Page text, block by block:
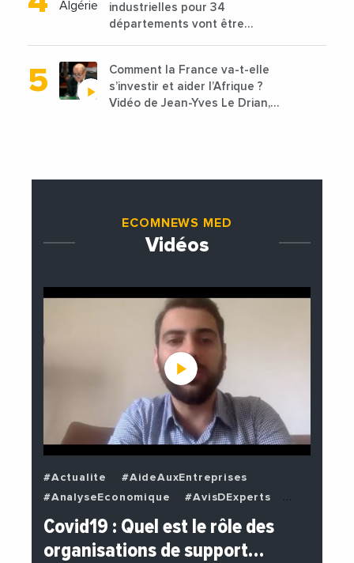
industrielles pour 34
départements vont être
Comment la France va-t-elle
s’investir et aider l’Afrique ?
Vidéo de Jean-Yves Le Drian,
ECOMNEWS MED
Vidéos
#Actualite
#AideAuxEntreprises
#AnalyseEconomique
#AvisDExperts
#BuzzNews
#Decideurs
#EchangesMediterraneens
#Economie
#EnDirectDe
#Entreprises
Covid19 : Quel est le rôle des
organisations de support…